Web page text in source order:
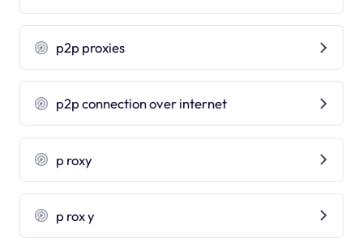
p2p proxies
p2p connection over internet
p roxy
p rox y